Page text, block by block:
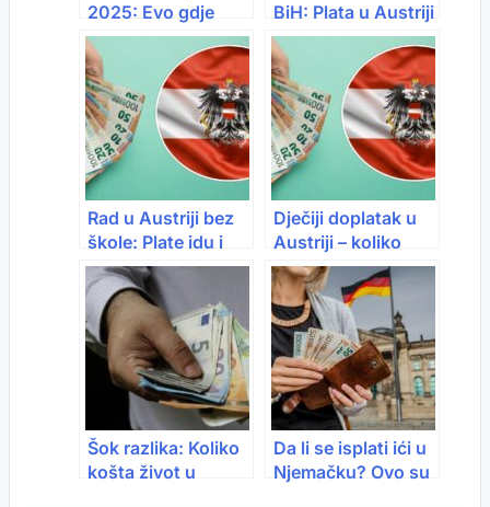
2025: Evo gdje
možete zaraditi
preko 5.000 €
mjesečno
BiH: Plata u Austriji
ide i preko 3.000€
Rad u Austriji bez
škole: Plate idu i
preko 2.500€, evo
koji poslovi
Dječiji doplatak u
Austriji – koliko
stvarno dobijete?
Šok razlika: Koliko
košta život u
Da li se isplati ići u
Njemačku? Ovo su